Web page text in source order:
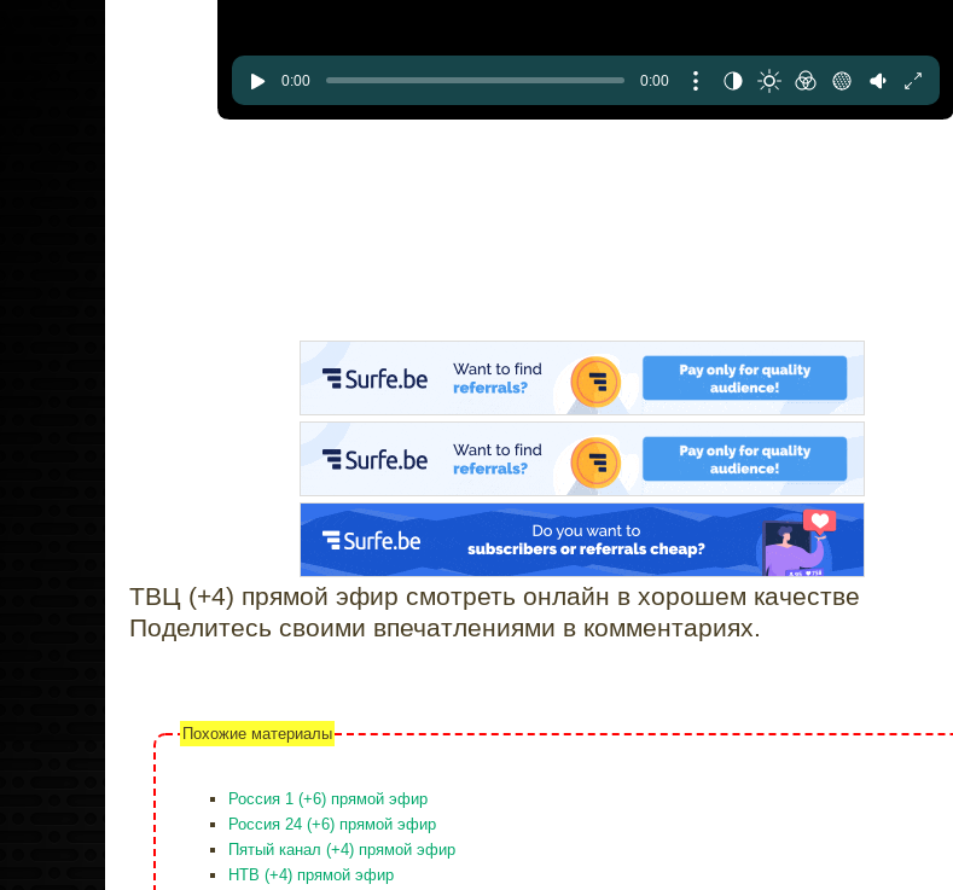
ТВЦ (+4) прямой эфир смотреть онлайн в хорошем качестве
Поделитесь своими впечатлениями в комментариях.
Похожие материалы
Россия 1 (+6) прямой эфир
Россия 24 (+6) прямой эфир
Пятый канал (+4) прямой эфир
НТВ (+4) прямой эфир